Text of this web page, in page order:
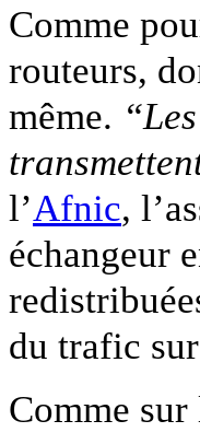
Comme
routeurs,
même.
l’Afnic,
échangeur
du trafic
Comme